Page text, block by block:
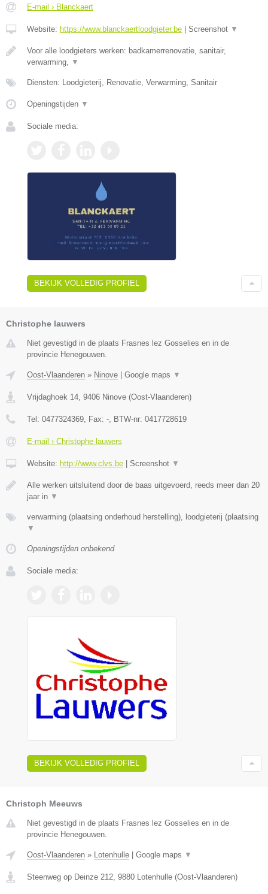
E-mail › Blanckaert
Website: https://www.blanckaertloodgieter.be Screenshot ▼
Voor alle loodgieters werken: badkamerrenovatie, sanitair,
verwarming,
▼
Diensten: Loodgieterij, Renovatie, Verwarming, Sanitair
Openingstijden ▼
Sociale media:
BEKIJK VOLLEDIG PROFIEL
Christophe lauwers
Niet gevestigd in de plaats Frasnes lez Gosselies en in de
provincie Henegouwen.
Oost-Vlaanderen » Ninove | Google maps ▼
Vrijdaghoek 14 9406 Ninove (Oost-Vlaanderen)
Tel: 0477324369 , Fax: - , BTW-nr: 0417728619
E-mail › Christophe lauwers
Website: http://www.clvs.be | Screenshot ▼
Alle werken uitsluitend door de baas uitgevoerd, reeds meer dan 20
jaar in ▼
verwarming (plaatsing onderhoud herstelling), loodgieterij (plaatsing
▼
Openingstijden onbekend
Sociale media:
BEKIJK VOLLEDIG PROFIEL
Christoph Meeuws
Niet gevestigd in de plaats Frasnes lez Gosselies en in de
provincie Henegouwen.
Oost-Vlaanderen » Lotenhulle Google maps ▼
Steenweg op Deinze 212, 9880 Lotenhulle (Oost-Vlaanderen)